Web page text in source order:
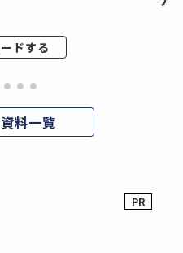
ドする
料一覧